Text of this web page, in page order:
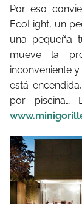
Por eso
EcoLight, un
una pequeña
mueve la
inconveniente
está
por piscina…